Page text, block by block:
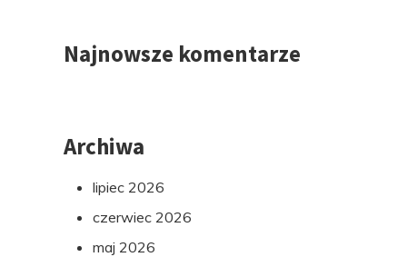
Najnowsze komentarze
Archiwa
lipiec 2026
czerwiec 2026
maj 2026